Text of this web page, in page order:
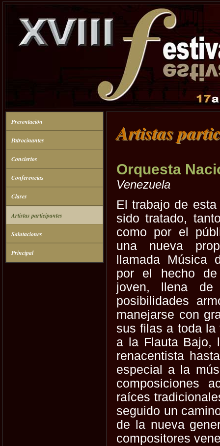
Presentación
Patrocinantes
Conciertos
Conferencias
Clases
Artistas participantes
Salutaciones
Principal
Artistas
Orquesta
Venezuela
El trabajo de
sido tratado,
como por el
una nueva
llamada Música
por el hecho de
joven, llena de
posibilidades
manejarse con
sus filas a toda la
a la Flauta Bajo,
renacentista
especial a la
composiciones
raíces
seguido un
de la nueva
compositores